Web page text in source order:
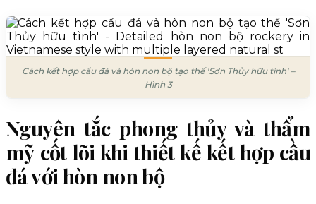
Cách kết hợp cầu đá và hòn non bộ tạo thế 'Sơn Thủy hữu tình' –
Hình 3
Nguyên tắc phong thủy và thẩm
mỹ cốt lõi khi thiết kế kết hợp cầu
đá với hòn non bộ